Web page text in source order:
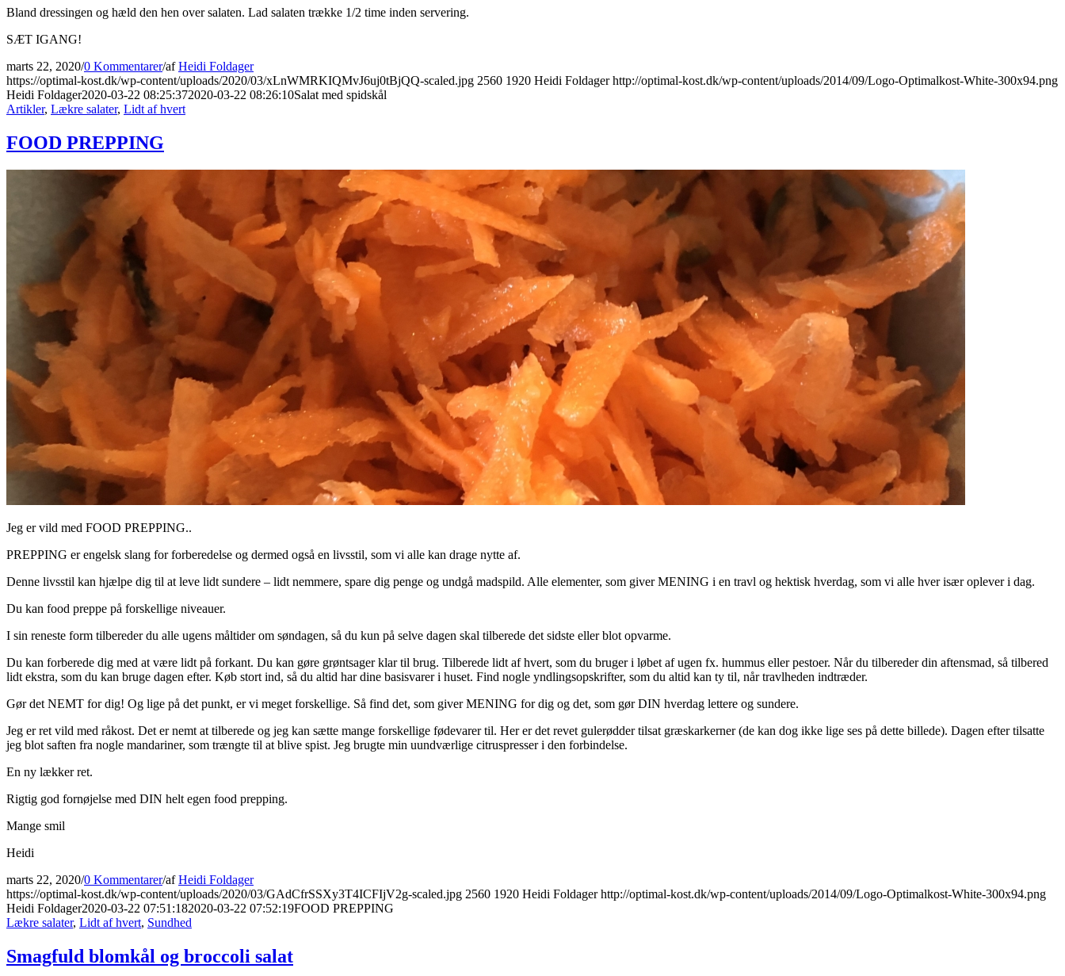
Bland dressingen og hæld den hen over salaten. Lad salaten trække 1/2 time inden servering.
SÆT IGANG!
marts 22, 2020/0 Kommentarer/afHeidi Foldager
https://optimal-kost.dk/wp-content/uploads/2020/03/xLnWMRKIQMvJ6uj0tBjQQ-scaled.jpg 2560 1920 Heidi Foldager http://optimal-kost.dk/wp-content/uploads/2014/09/Logo-Optimalkost-White-300x94.png
Heidi Foldager2020-03-22 08:25:372020-03-22 08:26:10Salat med spidskål
Artikler, Lækre salater, Lidt af hvert
FOOD PREPPING
Jeg er vild med FOOD PREPPING..
PREPPING er engelsk slang for forberedelse og dermed også en livsstil, som vi alle kan drage nytte af.
Denne livsstil kan hjælpe dig til at leve lidt sundere – lidt nemmere, spare dig penge og undgå madspild. Alle elementer, som giver MENING i en travl og hektisk hverdag, som vi alle hver især oplever i dag.
Du kan food preppe på forskellige niveauer.
I sin reneste form tilbereder du alle ugens måltider om søndagen, så du kun på selve dagen skal tilberede det sidste eller blot opvarme.
Du kan forberede dig med at være lidt på forkant. Du kan gøre grøntsager klar til brug. Tilberede lidt af hvert, som du bruger i løbet af ugen fx. hummus eller pestoer. Når du tilbereder din aftensmad, så tilbered
lidt ekstra, som du kan bruge dagen efter. Køb stort ind, så du altid har dine basisvarer i huset. Find nogle yndlingsopskrifter, som du altid kan ty til, når travlheden indtræder.
Gør det NEMT for dig! Og lige på det punkt, er vi meget forskellige. Så find det, som giver MENING for dig og det, som gør DIN hverdag lettere og sundere.
Jeg er ret vild med råkost. Det er nemt at tilberede og jeg kan sætte mange forskellige fødevarer til. Her er det revet gulerødder tilsat græskarkerner (de kan dog ikke lige ses på dette billede). Dagen efter tilsatte
jeg blot saften fra nogle mandariner, som trængte til at blive spist. Jeg brugte min uundværlige citruspresser i den forbindelse.
En ny lækker ret.
Rigtig god fornøjelse med DIN helt egen food prepping.
Mange smil
Heidi
marts 22, 2020/0 Kommentarer/afHeidi Foldager
https://optimal-kost.dk/wp-content/uploads/2020/03/GAdCfrSSXy3T4ICFIjV2g-scaled.jpg 2560 1920 Heidi Foldager http://optimal-kost.dk/wp-content/uploads/2014/09/Logo-Optimalkost-White-300x94.png
Heidi Foldager2020-03-22 07:51:182020-03-22 07:52:19FOOD PREPPING
Lækre salater, Lidt af hvert, Sundhed
Smagfuld blomkål og broccoli salat